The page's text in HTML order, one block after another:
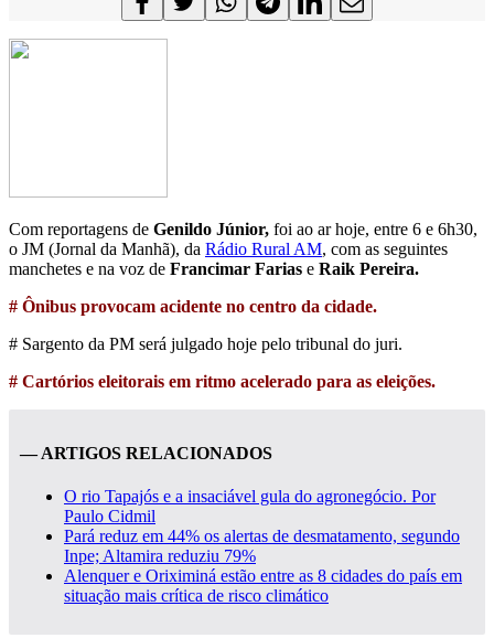
Com reportagens de Genildo Júnior, foi ao ar hoje, entre 6 e 6h30,
o JM (Jornal da Manhã), da Rádio Rural AM, com as seguintes
manchetes e na voz de Francimar Farias e Raik Pereira.
# Ônibus provocam acidente no centro da cidade.
# Sargento da PM será julgado hoje pelo tribunal do juri.
# Cartórios eleitorais em ritmo acelerado para as eleições.
— ARTIGOS RELACIONADOS
O rio Tapajós e a insaciável gula do agronegócio. Por
Paulo Cidmil
Pará reduz em 44% os alertas de desmatamento, segundo
Inpe; Altamira reduziu 79%
Alenquer e Oriximiná estão entre as 8 cidades do país em
situação mais crítica de risco climático